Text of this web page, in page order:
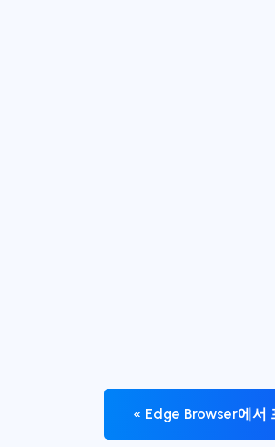
« Edge Browser에서